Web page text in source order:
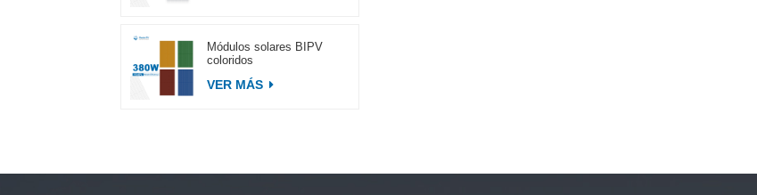
Módulos solares BIPV
coloridos
VER MÁS